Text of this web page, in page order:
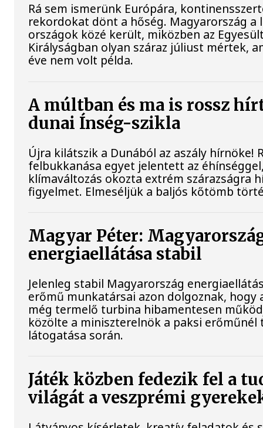
Rá sem ismerünk Európára,
rekordokat dönt a hőség. Magyarország
országok közé került, miközben az
Királyságban olyan száraz júliust mértek,
éve nem volt példa.
A múltban és ma is rossz
dunai Ínség-szikla
Újra kilátszik a Dunából az aszály hírnöke!
felbukkanása egyet jelentett az
klímaváltozás okozta extrém szárazságra
figyelmet. Elmeséljük a baljós kőtömb
Magyar Péter:
energiaellátása stabil
Jelenleg stabil Magyarország
erőmű munkatársai azon dolgoznak, hogy
még termelő turbina hibamentesen
közölte a miniszterelnök a paksi
látogatása során.
Játék közben fedezik fel a
világát a veszprémi